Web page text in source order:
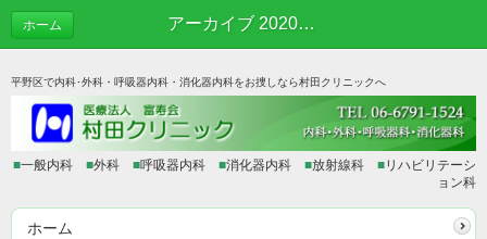
アーカイブ 2020年06月 | あれこれブログ
ホーム
平野区で内科･外科・呼吸器内科・消化器内科をお捜しなら村田クリニックへ
■一般内科 ■外科 ■呼吸器内科 ■消化器内科 ■放射線科 ■リハビリテーシ
ョン科
ホーム